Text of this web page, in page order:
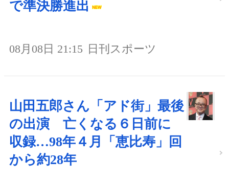
で準決勝進出
08月08日 21:15 日刊スポーツ
山田五郎さん「アド街」最後
の出演 亡くなる６日前に
収録…98年４月「恵比寿」回
から約28年